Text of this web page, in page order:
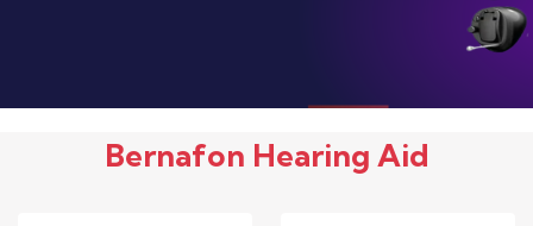
Bernafon Hearing Aid